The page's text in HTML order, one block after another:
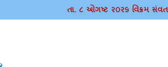
તા. ૮ ઓગષ્ટ ર૦ર૬ વિક્રમ